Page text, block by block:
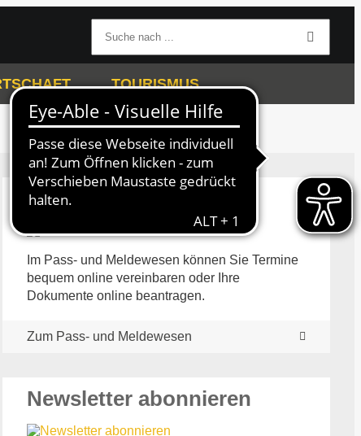
TOURISMUS
Pass- und Meldewesen
Im Pass- und Meldewesen können Sie Termine
bequem online vereinbaren oder Ihre
Dokumente online beantragen.
Zum Pass- und Meldewesen
Newsletter abonnieren